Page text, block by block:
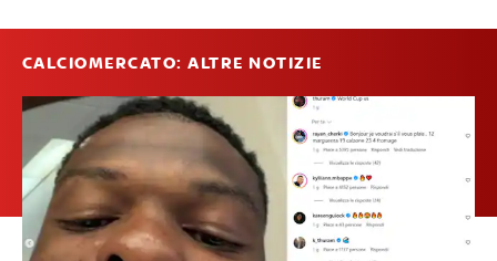
CALCIOMERCATO: ALTRE NOTIZIE